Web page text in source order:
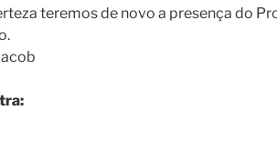
teremos de novo a presença do